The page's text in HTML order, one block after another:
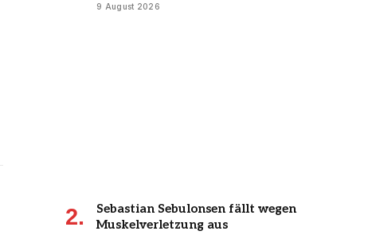
9 August 2026
Sebastian Sebulonsen fällt wegen
Muskelverletzung aus